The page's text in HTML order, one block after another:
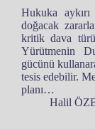
Hukuka
doğacak
kritik dava
Yürütmenin
gücünü
tesis edebilir.
planı…
Halil